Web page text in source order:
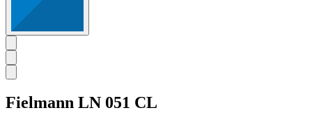
Fielmann LN 051 CL